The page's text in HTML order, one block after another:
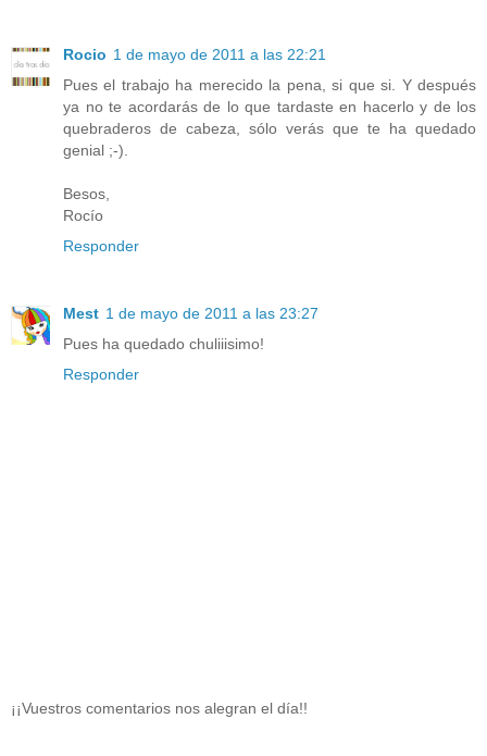
Rocio 1 de mayo de 2011 a las 22:21
Pues el trabajo ha merecido la pena, si que si. Y después
ya no te acordarás de lo que tardaste en hacerlo y de los
quebraderos de cabeza, sólo verás que te ha quedado
genial ;-).
Besos,
Rocío
Responder
Mest 1 de mayo de 2011 a las 23:27
Pues ha quedado chuliiisimo!
Responder
¡¡Vuestros comentarios nos alegran el día!!